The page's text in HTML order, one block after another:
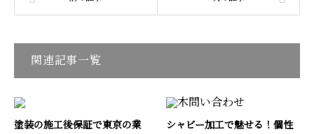
関連記事一覧
塗装の施工後保証で東京の業
シャビー加工で魅せる！個性